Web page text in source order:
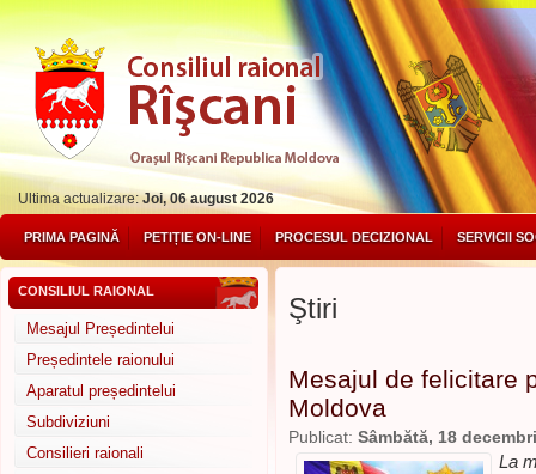
Ultima actualizare:Joi, 06 august 2026
PRIMA PAGINĂ PETIȚIE ON-LINE PROCESUL DECIZIONAL SERVICII
CONSILIUL RAIONAL
Mesajul Președintelui
Președintele raionului
Aparatul președintelui
Subdiviziuni
Consilieri raionali
Ştiri
Mesajul de felicitare
Moldova
Publicat: Sâmbătă, 18
La